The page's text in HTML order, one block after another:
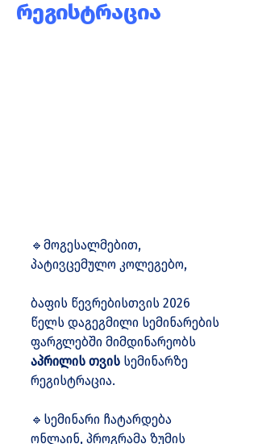
რეგისტრაცია
🔹მოგესალმებით,
პატივცემულო კოლეგებო,
ბაფის წევრებისთვის 2026
წელს დაგეგმილი სემინარების
ფარგლებში მიმდინარეობს
აპრილის თვის სემინარზე
რეგისტრაცია.
🔹სემინარი ჩატარდება
ონლაინ, პროგრამა ზუმის